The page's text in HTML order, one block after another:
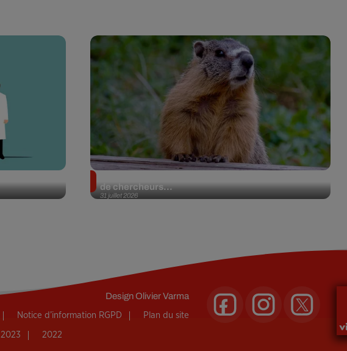
31 juillet 2026
de chercheurs...
DesignOlivier Varma
Notice d’information RGPD Plan du site
2023 2022